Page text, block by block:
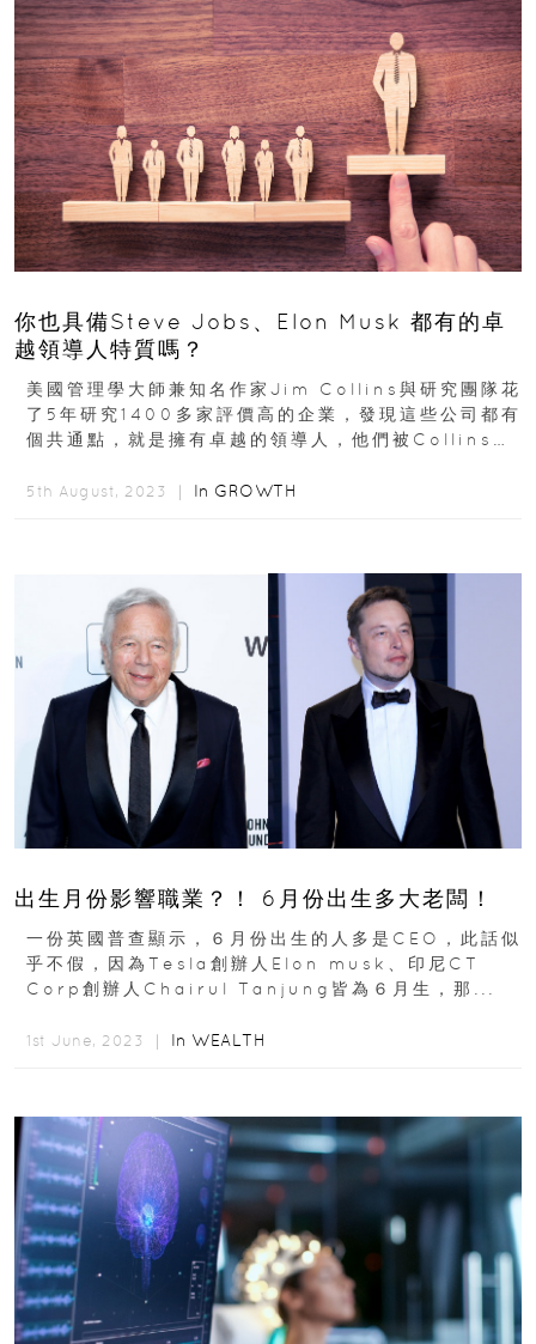
你也具備Steve Jobs、Elon Musk 都有的卓
越領導人特質嗎？
美國管理學大師兼知名作家Jim Collins與研究團隊花
了5年研究1400多家評價高的企業，發現這些公司都有
個共通點，就是擁有卓越的領導人，他們被Collins稱
5th August, 2023 ｜ In GROWTH
出生月份影響職業？！ 6月份出生多大老闆！
一份英國普查顯示，６月份出生的人多是CEO，此話似
乎不假，因為Tesla創辦人Elon musk、印尼CT
Corp創辦人Chairul Tanjung皆為６月生，那...
1st June, 2023 ｜ In WEALTH